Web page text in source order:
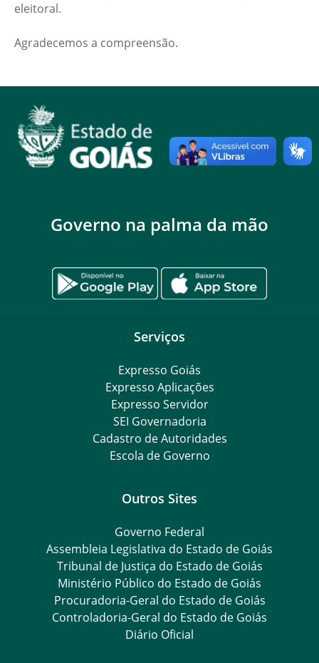
eleitoral.
Agradecemos a compreensão.
Governo na palma da mão
Serviços
Expresso Goiás
Expresso Aplicações
Expresso Servidor
SEI Governadoria
Cadastro de Autoridades
Escola de Governo
Outros Sites
Governo Federal
Assembleia Legislativa do Estado de Goiás
Tribunal de Justiça do Estado de Goiás
Ministério Público do Estado de Goiás
Procuradoria-Geral do Estado de Goiás
Controladoria-Geral do Estado de Goiás
Diário Oficial